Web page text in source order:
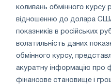
коливань обмінного курсу
відношенню до долара
показників в російських
волатильність даних
обмінного курсу,
акуратну інформацію про
фінансове становище і